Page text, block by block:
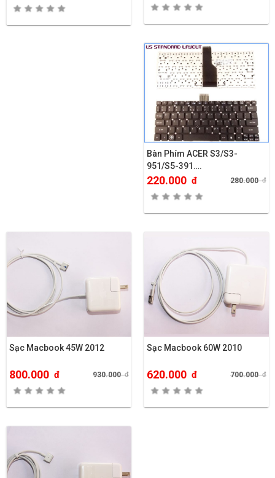
Bàn Phím ACER S3/S3-
951/S5-391….
220.000 đ 280.000đ
Sạc Macbook 45W 2012
800.000 đ 930.000đ
Sạc Macbook 60W 2010
620.000 đ 700.000đ